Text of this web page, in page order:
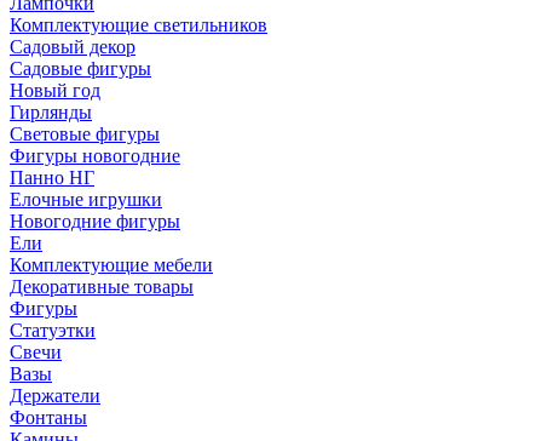
Комплектующие светильников
Садовый декор
Садовые фигуры
Новый год
Гирлянды
Световые фигуры
Фигуры новогодние
Панно НГ
Елочные игрушки
Новогодние фигуры
Ели
Комплектующие мебели
Декоративные товары
Фигуры
Статуэтки
Свечи
Вазы
Держатели
Фонтаны